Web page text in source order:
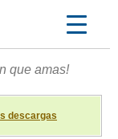
que amas!
descargas